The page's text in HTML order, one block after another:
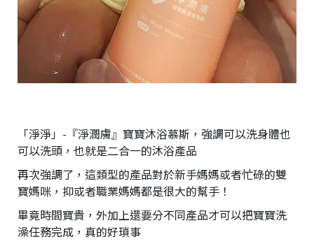
「淨淨」-『淨潤膚』寶寶沐浴慕斯，強調可以洗身體也
可以洗頭，也就是二合一的沐浴產品
再次強調了，這類型的產品對於新手媽媽或者忙碌的雙
寶媽咪，抑或者職業媽媽都是很大的幫手！
畢竟時間寶貴，外加上還要分不同產品才可以把寶寶洗
澡任務完成，真的好瑣事